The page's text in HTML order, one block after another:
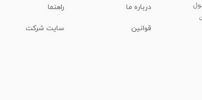
درباره ما راهنما
قوانین سایت شرکت